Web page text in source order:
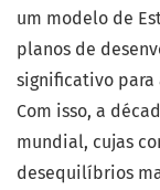
um modelo de
planos de
significativo para
Com isso, a
mundial, cujas
desequilíbrios